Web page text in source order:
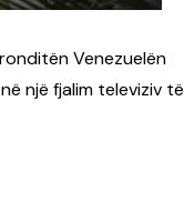
Venezuelën
një fjalim televiziv të